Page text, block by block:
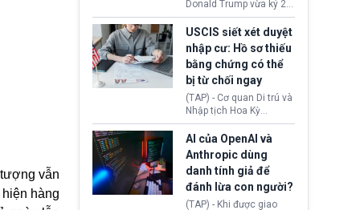
vẫn
hàng
thuộc công ty gây ra
cuộc khủng hoảng sức
khỏe tâm thần ở thanh
thiếu niên.
Donald Trump vừa ký 2
sắc lệnh hành pháp mới
nhằm siết chặt chính
sách quyền công dân
theo nơi sinh. Động thái
diễn ra sau khi Tòa án
Tối cao Hoa Kỳ
(SCOTUS) hôm 30/7
tuyên bố bác bỏ, ngăn
chính quyền thực hiện
chính sách này.
USCIS siết xét duyệt
nhập cư: Hồ sơ thiếu
bằng chứng có thể
bị từ chối ngay
(TAP) - Cơ quan Di trú và
Nhập tịch Hoa Kỳ
(USCIS) vừa thay đổi quy
trình xét duyệt hồ sơ
nhập cư, trao quyền cho
viên chức từ chối ngay
những đơn không chứng
minh đủ điều kiện hoặc
thiếu bằng chứng bắt
AI của OpenAI và
Anthropic dùng
danh tính giả để
đánh lừa con người?
(TAP) - Khi được giao